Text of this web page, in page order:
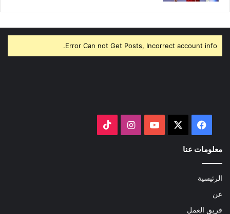
Error Can not Get Posts, Incorrect account info.
فيسبوك ‫YouTubeانستقرام
معلومات عنا
الرئيسية
عن
فريق العمل